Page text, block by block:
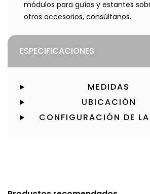
módulos para guías y estantes
otros accesorios, consúltanos.
ESPECIFICACIONES
MEDIDAS
UBICACIÓN
CONFIGURACIÓN DE